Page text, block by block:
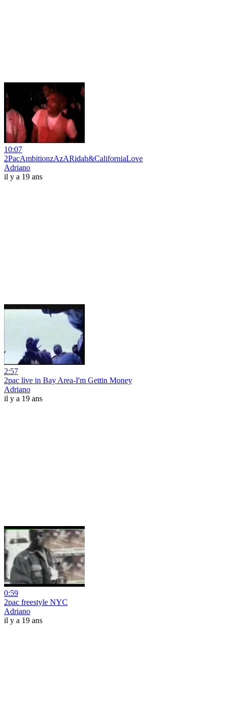
10:07
2PacAmbitionzAzARidah&CaliforniaLove
Adriano
il y a 19 ans
2:57
2pac live in Bay Area-I'm Gettin Money
Adriano
il y a 19 ans
0:59
2pac freestyle NYC
Adriano
il y a 19 ans